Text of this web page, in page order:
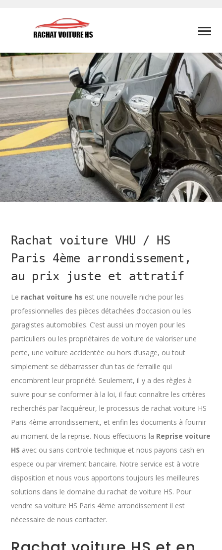
Rachat voiture VHU / HS
Paris 4ème arrondissement,
au prix juste et attratif
Le rachat voiture hs est une nouvelle niche pour les
professionnelles des pièces détachées d’occasion ou les
garagistes automobiles. C’est aussi un moyen pour les
particuliers ou les propriétaires de voiture de valoriser une
perte, une voiture accidentée ou hors d’usage, ou tout
simplement se débarrasser d’un tas de ferraille qui
encombrent leur propriété. Seulement, il y a des règles à
suivre pour se conformer à la loi, il faut connaître les critères
recherchés par l’acquéreur, le processus de rachat voiture HS
Paris 4ème arrondissement, et enfin les documents à fournir
au moment de la reprise. Nous effectuons la Reprise voiture
HS avec ou sans controle technique et nous payons cash en
espece ou par virement bancaire. Notre service est à votre
disposition et nous vous apportons toujours les meilleures
solutions dans le domaine du rachat de voiture HS. Pour
vendre sa voiture HS Paris 4ème arrondissement il est
nécessaire de nous contacter.